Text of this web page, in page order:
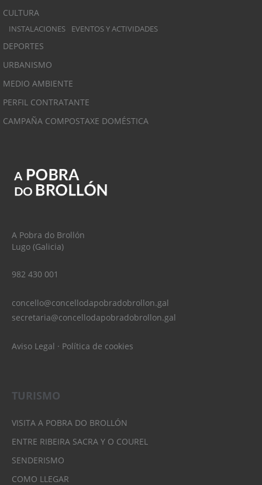
CULTURA
INSTALACIONES EVENTOS Y ACTIVIDADES
DEPORTES
URBANISMO
MEDIO AMBIENTE
PERFIL CONTRATANTE
CAMPAÑA COMPOSTAXE DOMÉSTICA
A Pobra do Brollón
Lugo (Galicia)
982 430 001
concello@concellodapobradobrollon.gal
secretaria@concellodapobradobrollon.gal
Aviso Legal · Política de cookies
TURISMO
VISITA A POBRA DO BROLLÓN
ENTRE RIBEIRA SACRA Y O COUREL
SENDERISMO
COMO LLEGAR